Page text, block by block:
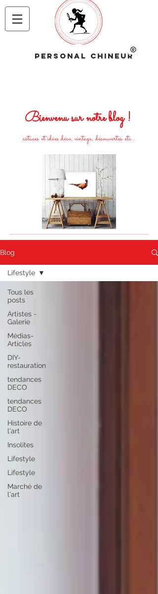
CHINEUR
Bienvenu sur notre blog !
astuces et idées déco, vintage, découvertes etc...
Blog
Tous les
posts
Artistes -
Galerie
Médias-
Articles
DIY-
restauration
tendances
DECO
tendances
DECO
Histoire de
l'art
Insolites
Lifestyle
Lifestyle
Marché de
l'art
Lifestyle